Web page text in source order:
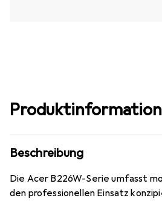
Beschreibung
Die Acer B226W-Serie umfasst
den professionellen Einsatz